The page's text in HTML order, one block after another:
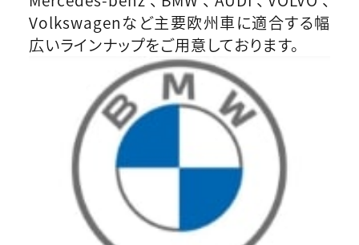
Volkswagenなど主要欧州車に適合する幅
広いラインナップをご用意しております。